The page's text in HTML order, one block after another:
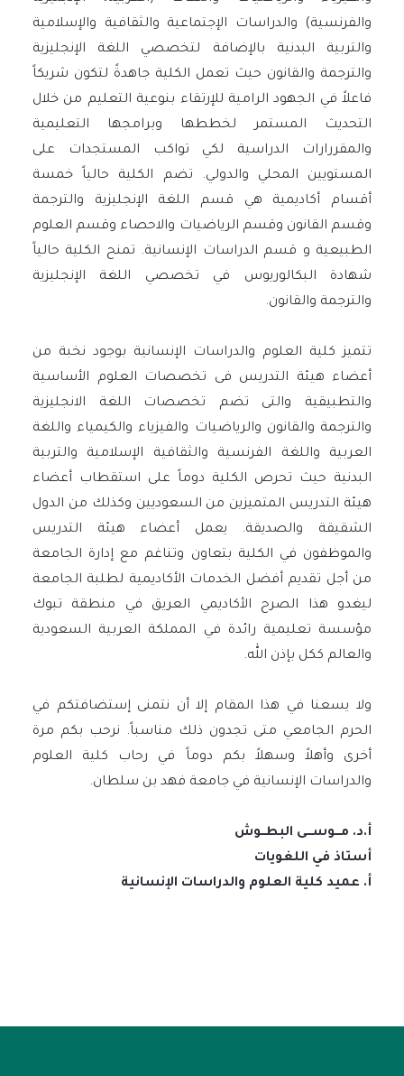
والفرنسية) والدراسات الإجتماعية والثقافية والإسلامية
والتربية البدنية بالإضافة لتخصصي اللغة الإنجليزية
والترجمة والقانون حيث تعمل الكلية جاهدةً لتكون شريكاً
فاعلاً في الجهود الرامية للإرتقاء بنوعية التعليم من خلال
التحديث المستمر لخططها وبرامجها التعليمية
والمقررارات الدراسية لكي تواكب المستجدات على
المستويين المحلي والدولي. تضم الكلية حالياً خمسة
أقسام أكاديمية هي قسم اللغة الإنجليزية والترجمة
وقسم القانون وقسم الرياضيات والاحصاء وقسم العلوم
الطبيعية و قسم الدراسات الإنسانية. تمنح الكلية حالياً
شهادة البكالوريوس في تخصصي اللغة الإنجليزية
والترجمة والقانون.
تتميز كلية العلوم والدراسات الإنسانية بوجود نخبة من
أعضاء هيئة التدريس فى تخصصات العلوم الأساسية
والتطبيقية والتى تضم تخصصات اللغة الانجليزية
والترجمة والقانون والرياضيات والفيزياء والكيمياء واللغة
العربية واللغة الفرنسية والثقافية الإسلامية والتربية
البدنية حيث تحرص الكلية دوماً على استقطاب أعضاء
هيئة التدريس المتميزين من السعوديين وكذلك من الدول
الشقيقة والصديقة. يعمل أعضاء هيئة التدريس
والموظفون في الكلية بتعاون وتناغم مع إدارة الجامعة
من أجل تقديم أفضل الخدمات الأكاديمية لطلبة الجامعة
ليغدو هذا الصرح الأكاديمي العريق في منطقة تبوك
مؤسسة تعليمية رائدة في المملكة العربية السعودية
والعالم ككل بإذن الله.
ولا يسعنا في هذا المقام إلا أن نتمنى إستضافتكم في
الحرم الجامعي متى تجدون ذلك مناسباً. نرحب بكم مرة
أخرى وأهلاً وسهلاً بكم دوماً في رحاب كلية العلوم
والدراسات الإنسانية في جامعة فهد بن سلطان.
أ.د. مـــوســـى البطــوش
أستاذ في اللغويات
أ. عميد كلية العلوم والدراسات الإنسانية